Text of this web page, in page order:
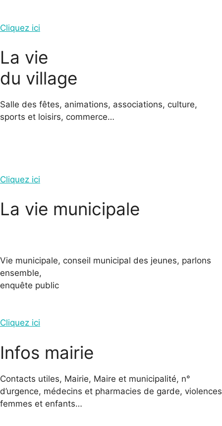
Cliquez ici
La vie
du village
Salle des fêtes, animations, associations, culture,
sports et loisirs, commerce…
Cliquez ici
La vie municipale
Vie municipale, conseil municipal des jeunes, parlons
ensemble,
enquête public
Cliquez ici
Infos mairie
Contacts utiles, Mairie, Maire et municipalité, n°
d’urgence, médecins et pharmacies de garde, violences
femmes et enfants…